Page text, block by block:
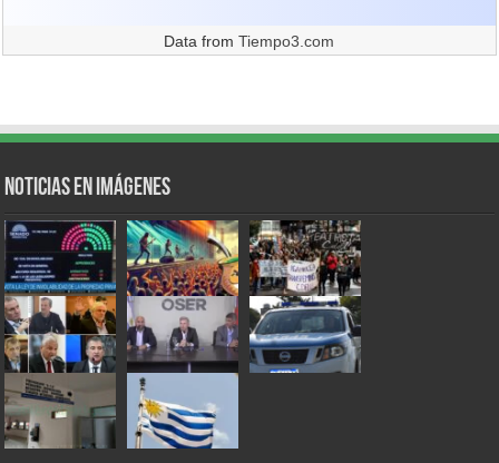
Data fromTiempo3.com
Noticias en Imágenes